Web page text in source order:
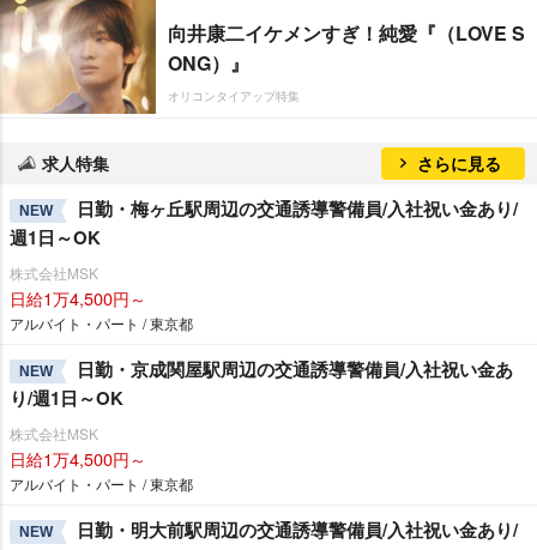
向井康二イケメンすぎ！純愛『（LOVE S
ONG）』
オリコンタイアップ特集
求人特集 さらに見る
NEW
日勤・梅ヶ丘駅周辺の交通誘導警備員/入社祝い金あり/
週1日～OK
株式会社MSK
日給1万4,500円～
アルバイト・パート / 東京都
NEW
日勤・京成関屋駅周辺の交通誘導警備員/入社祝い金あ
り/週1日～OK
株式会社MSK
日給1万4,500円～
アルバイト・パート / 東京都
NEW
日勤・明大前駅周辺の交通誘導警備員/入社祝い金あり/